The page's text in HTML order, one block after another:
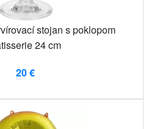
stojan s poklopom
24 cm
20 €